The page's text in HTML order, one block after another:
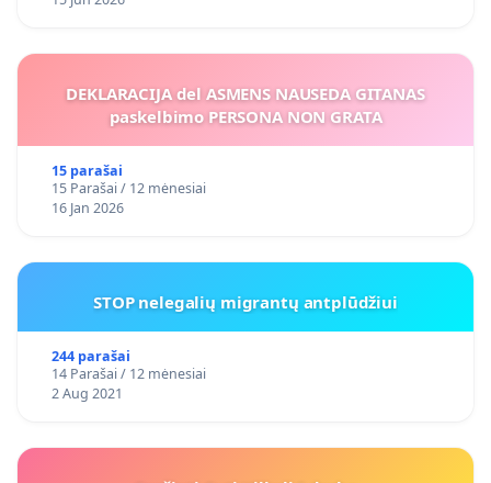
DEKLARACIJA del ASMENS NAUSEDA GITANAS
paskelbimo PERSONA NON GRATA
15 parašai
15 Parašai / 12 mėnesiai
16 Jan 2026
STOP nelegalių migrantų antplūdžiui
244 parašai
14 Parašai / 12 mėnesiai
2 Aug 2021